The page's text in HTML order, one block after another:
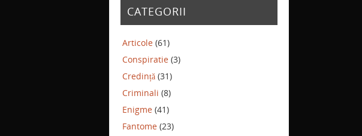
CATEGORII
Articole (61)
Conspiratie (3)
Credință (31)
Criminali (8)
Enigme (41)
Fantome (23)